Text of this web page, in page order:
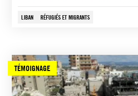
LIBAN RÉFUGIÉS ET MIGRANTS
TÉMOIGNAGE